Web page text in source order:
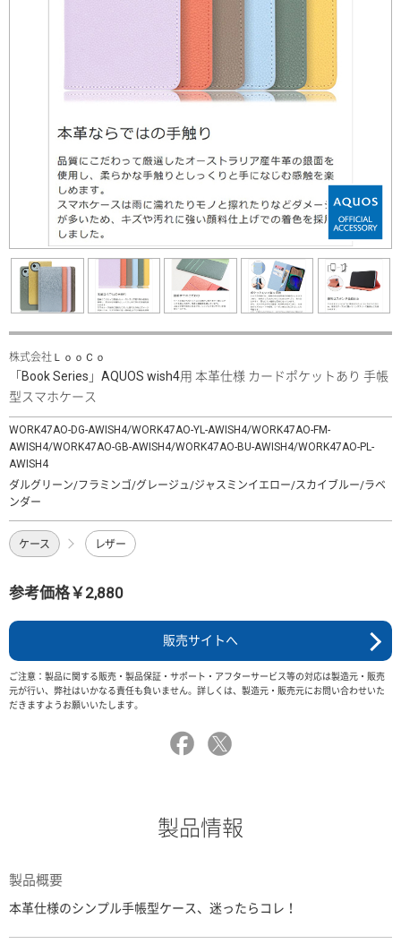
株式会社ＬｏｏＣｏ
「Book Series」AQUOS wish4用 本革仕様 カードポケットあり 手帳
型スマホケース
WORK47AO-DG-AWISH4/WORK47AO-YL-AWISH4/WORK47AO-FM-
AWISH4/WORK47AO-GB-AWISH4/WORK47AO-BU-AWISH4/WORK47AO-PL-
AWISH4
ダルグリーン/フラミンゴ/グレージュ/ジャスミンイエロー/スカイブルー/ラベ
ンダー
ケース レザー
参考価格￥2,880
販売サイトへ
ご注意：製品に関する販売・製品保証・サポート・アフターサービス等の対応は製造元・販売
元が行い、弊社はいかなる責任も負いません。詳しくは、製造元・販売元にお問い合わせいた
だきますようお願いいたします。
製品情報
製品概要
本革仕様のシンプル手帳型ケース、迷ったらコレ！